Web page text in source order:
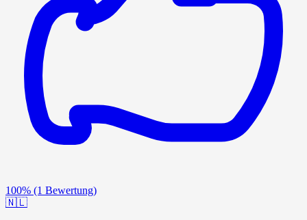
100% (1 Bewertung)
🇳🇱